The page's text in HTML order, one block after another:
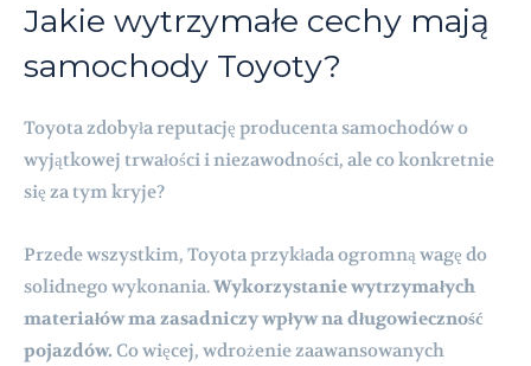
Jakie wytrzymałe cechy mają
samochody Toyoty?
Toyota zdobyła reputację producenta samochodów o
wyjątkowej trwałości i niezawodności, ale co konkretnie
się za tym kryje?
Przede wszystkim, Toyota przykłada ogromną wagę do
solidnego wykonania.Wykorzystanie wytrzymałych
materiałów ma zasadniczy wpływ na długowieczność
pojazdów. Co więcej, wdrożenie zaawansowanych